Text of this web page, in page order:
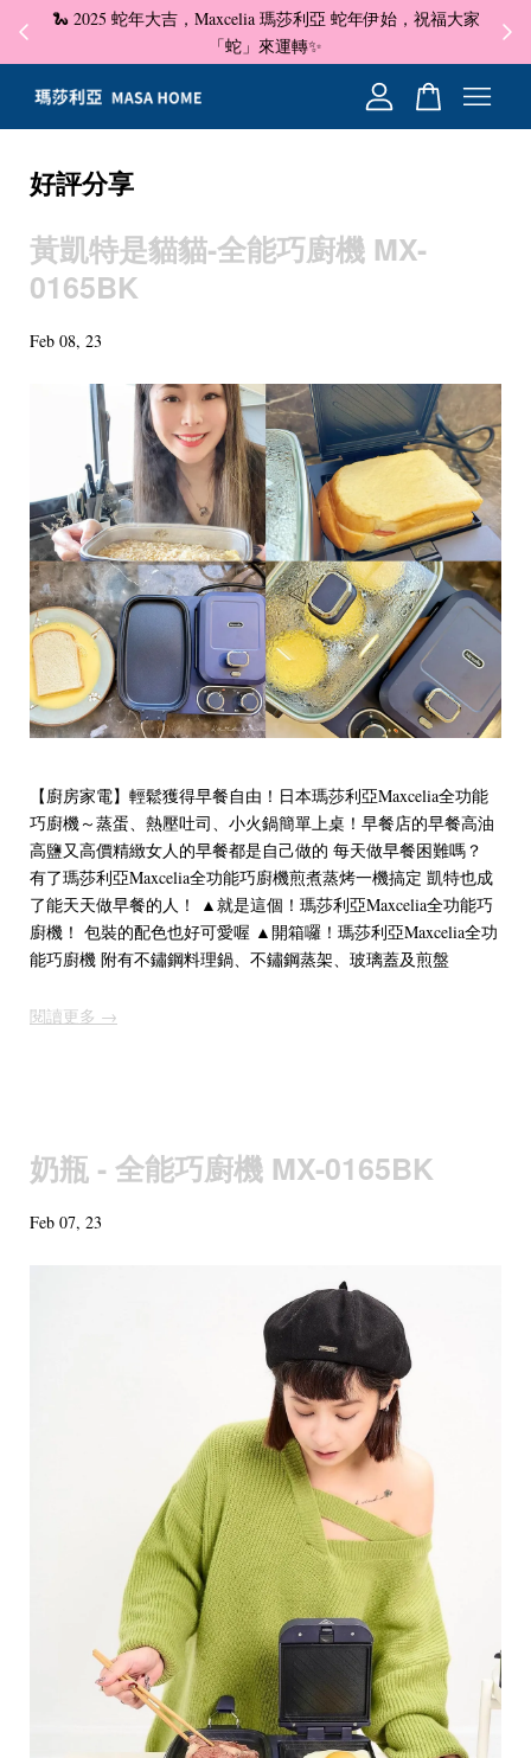
🐍 2025 蛇年大吉，Maxcelia 瑪莎利亞 蛇年伊始，祝福大家
「蛇」來運轉✨
✦
好評分享
黃凱特是貓貓-全能巧廚機 MX-
0165BK
Feb 08, 23
【廚房家電】輕鬆獲得早餐自由！日本瑪莎利亞Maxcelia全功能
巧廚機～蒸蛋、熱壓吐司、小火鍋簡單上桌！早餐店的早餐高油
高鹽又高價精緻女人的早餐都是自己做的 每天做早餐困難嗎？
有了瑪莎利亞Maxcelia全功能巧廚機煎煮蒸烤一機搞定 凱特也成
了能天天做早餐的人！ ▲就是這個！瑪莎利亞Maxcelia全功能巧
廚機！ 包裝的配色也好可愛喔 ▲開箱囉！瑪莎利亞Maxcelia全功
能巧廚機 附有不鏽鋼料理鍋、不鏽鋼蒸架、玻璃蓋及煎盤
閱讀更多 →
奶瓶 - 全能巧廚機 MX-0165BK
Feb 07, 23
您的購物車目前還是空的。